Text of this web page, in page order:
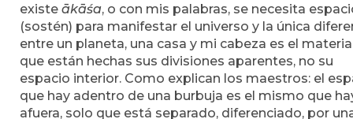
existe ākāśa, o con mis palabras, se necesita
(sostén) para manifestar el universo y la única
entre un planeta, una casa y mi cabeza es el
que están hechas sus divisiones aparentes, no su
espacio interior. Como explican los maestros: el
que hay adentro de una burbuja es el mismo que
afuera, solo que está separado, diferenciado, por